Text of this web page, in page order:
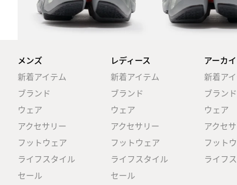
メンズ
新着アイテム
ブランド
ウェア
アクセサリー
フットウェア
ライフスタイル
セール
レディース
新着アイテム
ブランド
ウェア
アクセサリー
フットウェア
ライフスタイル
セール
アーカ
新着ア
ブランド
ウェア
アクセ
フット
ライフ